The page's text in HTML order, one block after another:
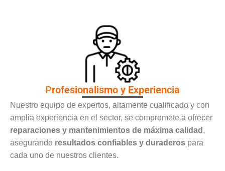
Profesionalismo y Experiencia
Nuestro equipo de expertos, altamente cualificado y con
amplia experiencia en el sector, se compromete a ofrecer
reparaciones y mantenimientos de máxima calidad ,
asegurando resultados confiables y duraderos para
cada uno de nuestros clientes.